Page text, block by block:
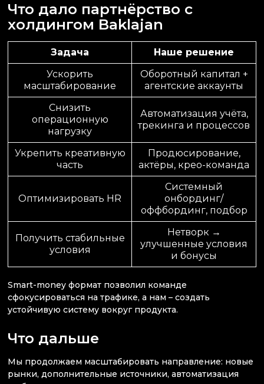
Что дало партнёрство с
холдингом Baklajan
Задача
Наше решение
Ускорить
масштабирование
Оборотный капитал +
агентские аккаунты
Снизить
операционную
нагрузку
Автоматизация учёта,
трекинга и процессов
Укрепить креативную
часть
Продюсирование,
актёры, крео-команда
Оптимизировать HR
Системный
онбординг/
оффбординг, подбор
Получить стабильные
условия
Нетворк →
улучшенные условия
и бонусы
Smart-money формат позволил команде
сфокусироваться на трафике, а нам – создать
устойчивую систему вокруг продукта.
Что дальше
Мы продолжаем масштабировать направление: новые
рынки, дополнительные источники, автоматизация